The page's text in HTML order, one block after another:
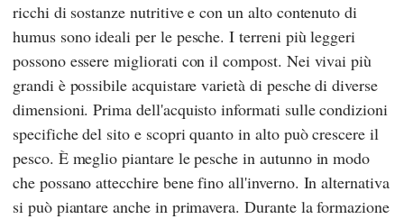
ricchi di sostanze nutritive e con un alto contenuto di
humus sono ideali per le pesche. I terreni più leggeri
possono essere migliorati con il compost. Nei vivai più
grandi è possibile acquistare varietà di pesche di diverse
dimensioni. Prima dell'acquisto informati sulle condizioni
specifiche del sito e scopri quanto in alto può crescere il
pesco. È meglio piantare le pesche in autunno in modo
che possano attecchire bene fino all'inverno. In alternativa
si può piantare anche in primavera. Durante la formazione